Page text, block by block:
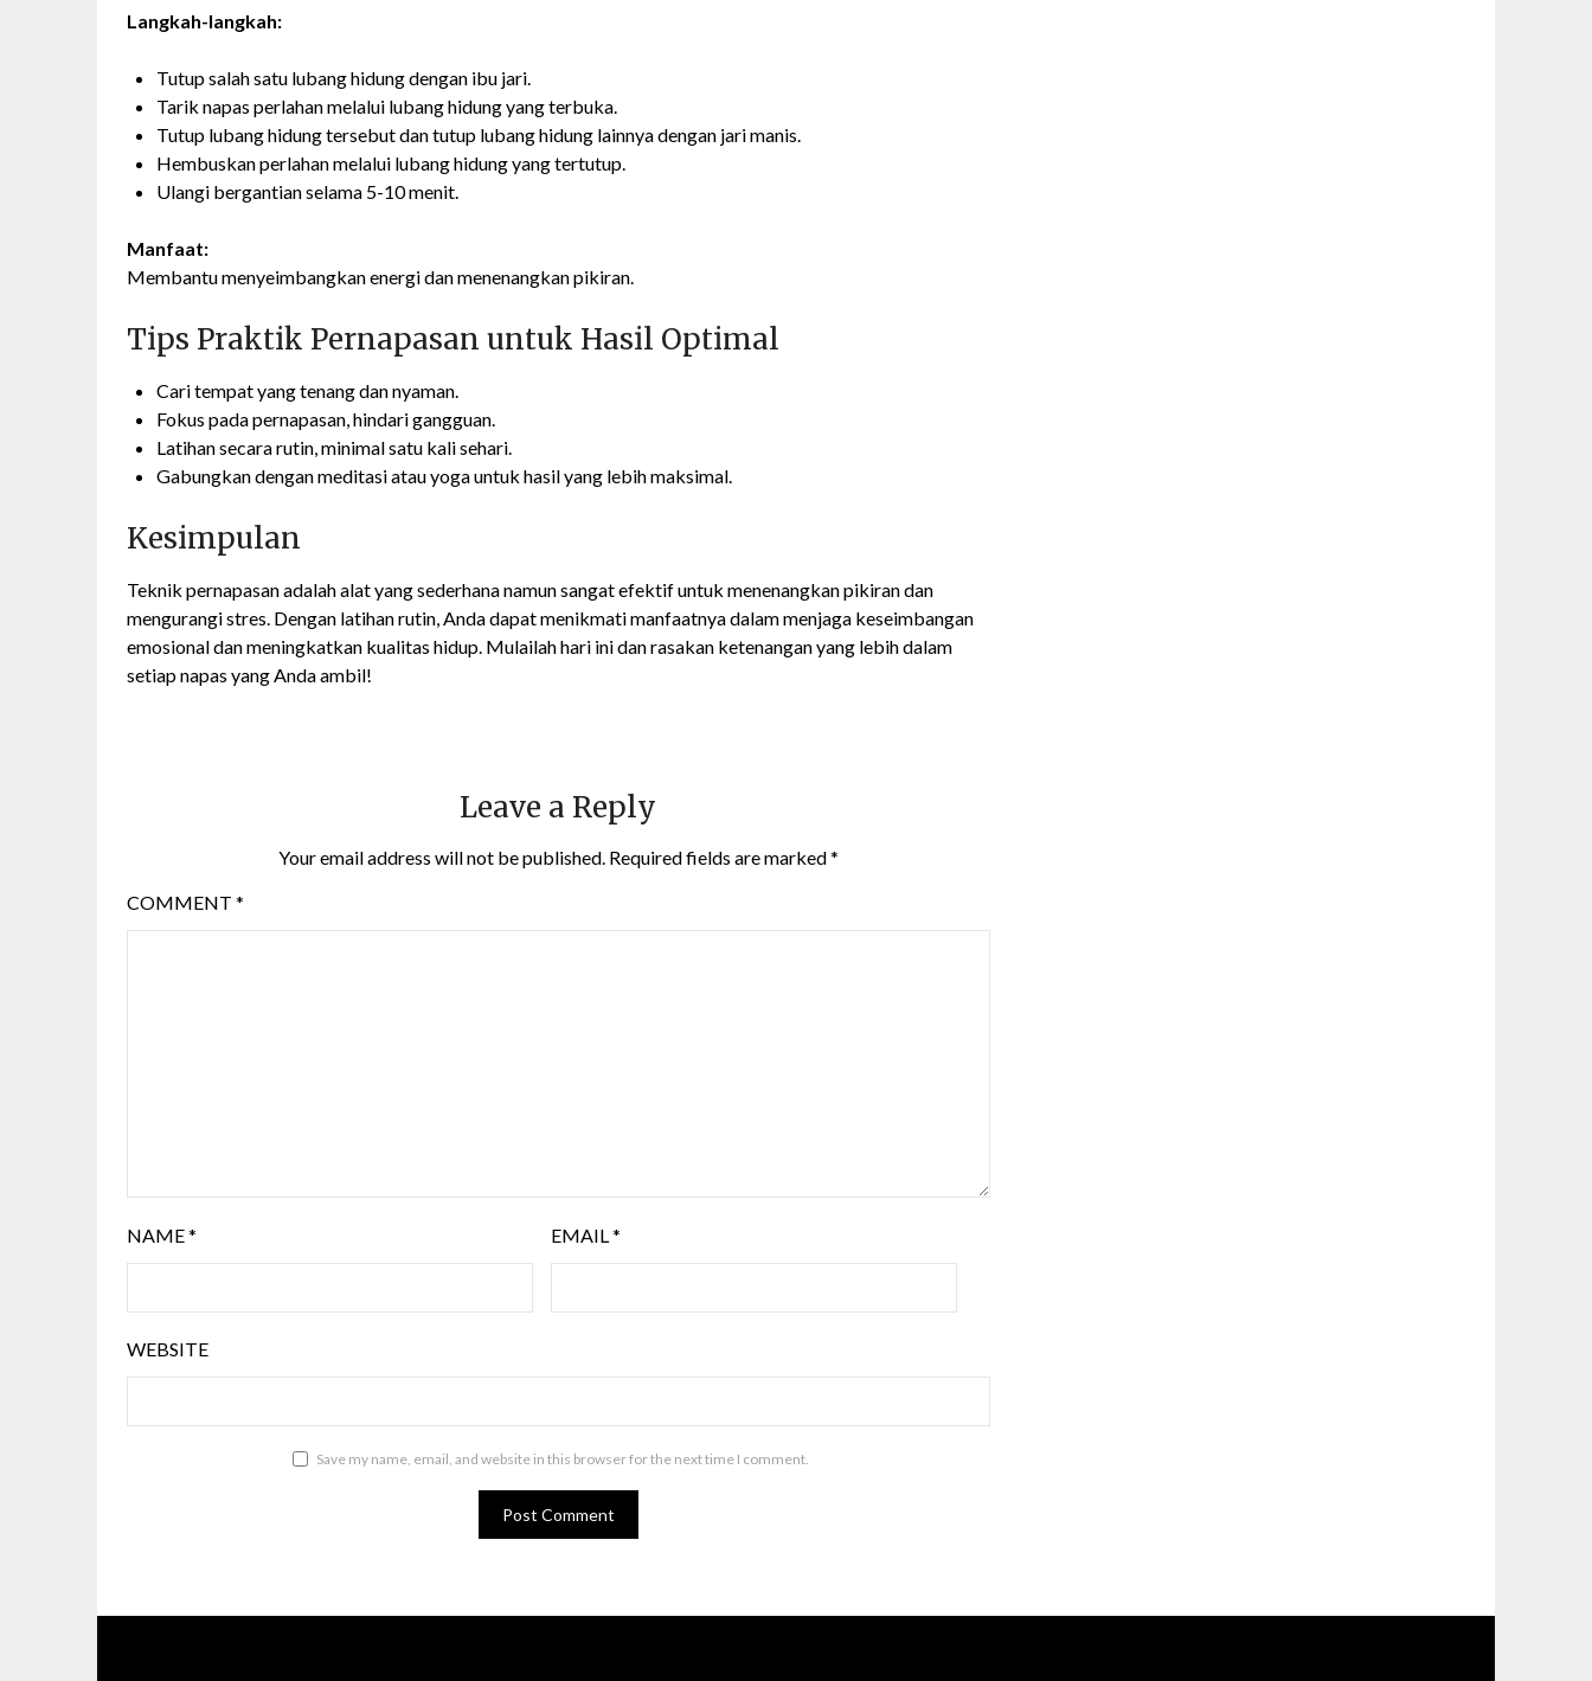
Langkah-langkah:
Tutup salah satu lubang hidung dengan ibu jari.
Tarik napas perlahan melalui lubang hidung yang terbuka.
Tutup lubang hidung tersebut dan tutup lubang hidung lainnya dengan jari manis.
Hembuskan perlahan melalui lubang hidung yang tertutup.
Ulangi bergantian selama 5-10 menit.
Manfaat:
Membantu menyeimbangkan energi dan menenangkan pikiran.
Tips Praktik Pernapasan untuk Hasil Optimal
Cari tempat yang tenang dan nyaman.
Fokus pada pernapasan, hindari gangguan.
Latihan secara rutin, minimal satu kali sehari.
Gabungkan dengan meditasi atau yoga untuk hasil yang lebih maksimal.
Kesimpulan
Teknik pernapasan adalah alat yang sederhana namun sangat efektif untuk menenangkan pikiran dan
mengurangi stres. Dengan latihan rutin, Anda dapat menikmati manfaatnya dalam menjaga keseimbangan
emosional dan meningkatkan kualitas hidup. Mulailah hari ini dan rasakan ketenangan yang lebih dalam
setiap napas yang Anda ambil!
Leave a Reply
Your email address will not be published. Required fields are marked*
COMMENT *
NAME* EMAIL*
WEBSITE
Save my name, email, and website in this browser for the next time I comment.